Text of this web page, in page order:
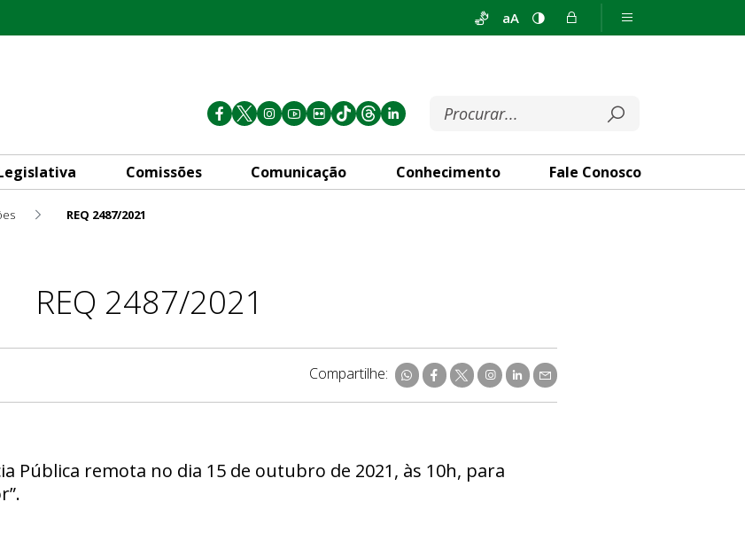
aA
Comissões Comunicação Conhecimento Fale Conosco
REQ 2487/2021
REQ 2487/2021
Compartilhe:
Pública remota no dia 15 de outubro de 2021, às 10h, para